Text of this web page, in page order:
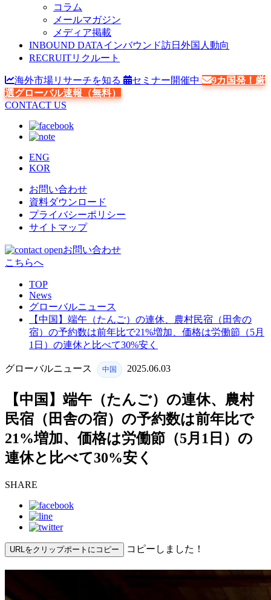
コラム
メールマガジン
メディア掲載
INBOUND DATAインバウンド訪日外国人動向
RECRUITリクルート
海外市場リサーチを知る セミナー開催中
9カ国発！厳
選グローバル速報（無料）
CONTACT US
ENG
KOR
お問い合わせ
資料ダウンロード
プライバシーポリシー
サイトマップ
お問い合わせ
こちらへ
TOP
News
グローバルニュース
【中国】端午（たんご）の連休、農村民宿（田舎の
宿）の予約数は前年比で21%増加、価格は労働節（5月
1日）の連休と比べて30%安く
グローバルニュース 中国 2025.06.03
【中国】端午（たんご）の連休、農村
民宿（田舎の宿）の予約数は前年比で
21%増加、価格は労働節（5月1日）の
連休と比べて30%安く
SHARE
URLをクリップポートにコピー コピーしました！